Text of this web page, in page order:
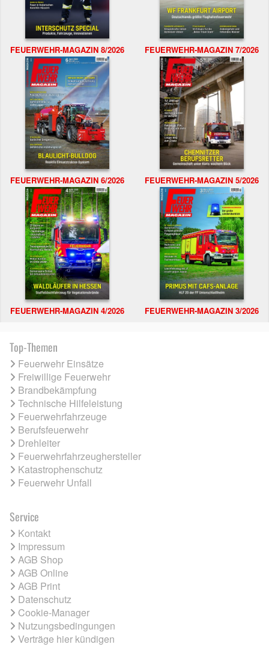
FEUERWEHR-MAGAZIN 8/2026 FEUERWEHR-MAGAZIN 7/2026
FEUERWEHR-MAGAZIN 6/2026 FEUERWEHR-MAGAZIN 5/2026
FEUERWEHR-MAGAZIN 4/2026 FEUERWEHR-MAGAZIN 3/2026
Top-Themen
Feuerwehr Einsätze
Freiwillige Feuerwehr
Brandbekämpfung
Technische Hilfeleistung
Feuerwehrfahrzeuge
Berufsfeuerwehr
Drehleiter
Feuerwehrfahrzeughersteller
Katastrophenschutz
Feuerwehr Unfall
Service
Kontakt
Impressum
AGB Shop
AGB Online
AGB Print
Datenschutz
Cookie-Manager
Nutzungsbedingungen
Verträge hier kündigen